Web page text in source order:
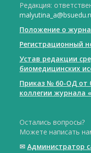
Редакция:
Положение о
Регистрационный
Устав редакции
биомедицинских
Приказ № 60-ОД от
коллегии журнала
Остались вопросы?
Можете написать
✉ Администратор